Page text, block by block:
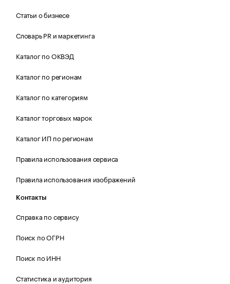
Статьи о бизнесе
Словарь PR и маркетинга
Каталог по ОКВЭД
Каталог по регионам
Каталог по категориям
Каталог торговых марок
Каталог ИП по регионам
Правила использования сервиса
Правила использования изображений
Контакты
Справка по сервису
Поиск по ОГРН
Поиск по ИНН
Статистика и аудитория